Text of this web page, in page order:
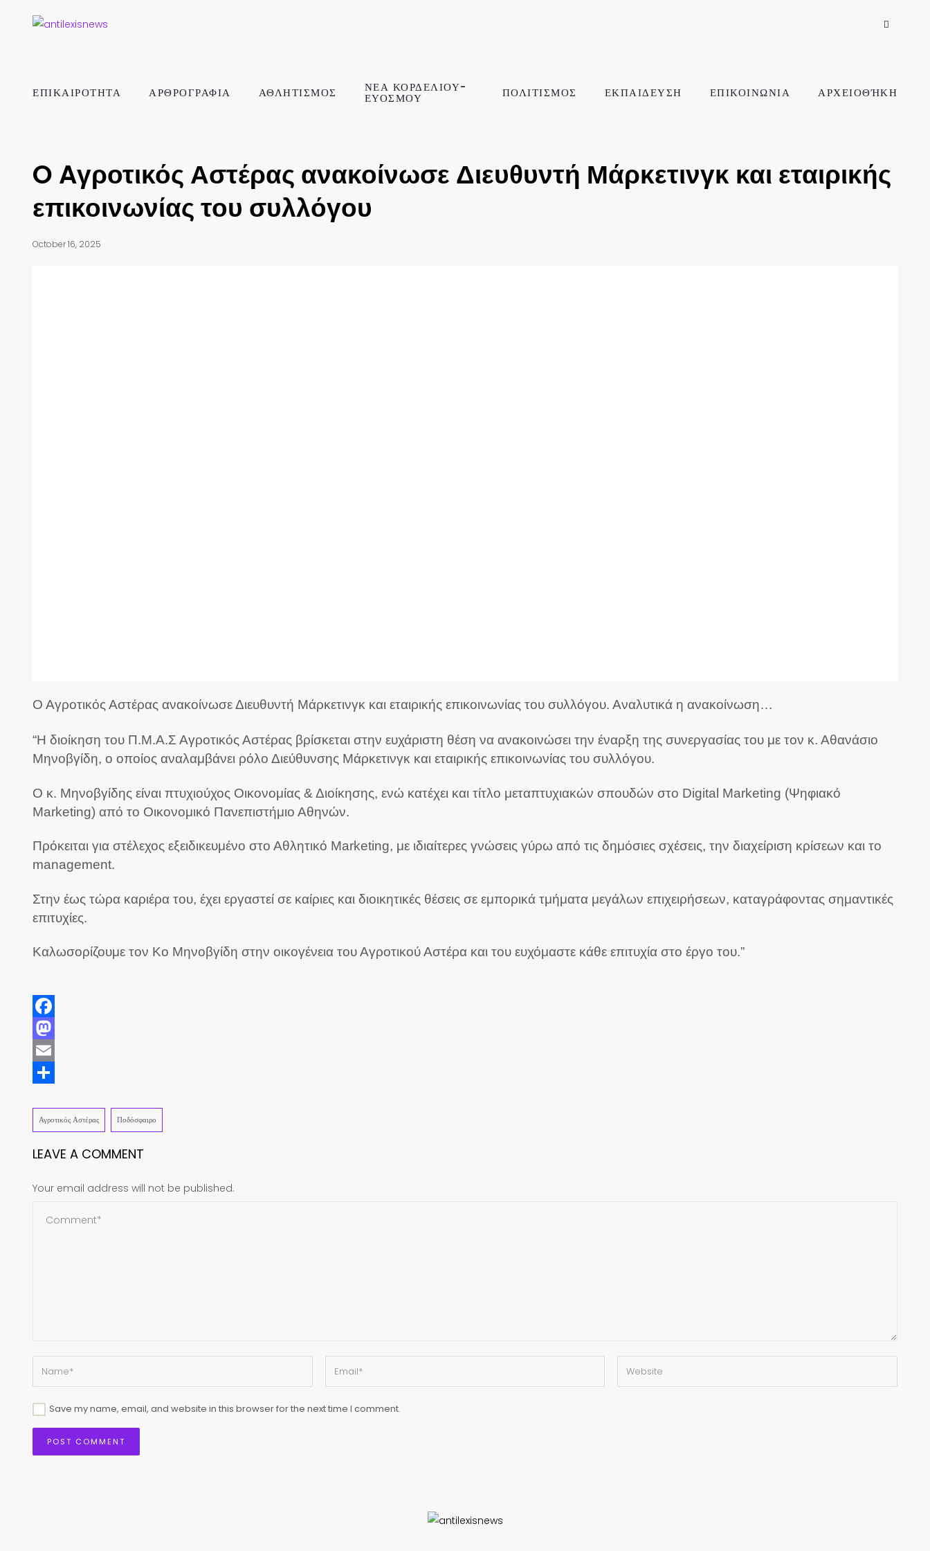
ΕΠΙΚΑΙΡΟΤΗΤΑ ΑΡΘΡΟΓΡΑΦΙΑ ΑΘΛΗΤΙΣΜΟΣ ΝΕΑ ΚΟΡΔΕΛΙΟΥ-
ΕΥΟΣΜΟΥ ΠΟΛΙΤΙΣΜΟΣ ΕΚΠΑΙΔΕΥΣΗ ΕΠΙΚΟΙΝΩΝΙΑ ΑΡΧΕΙΟΘΉΚΗ
O Aγροτικός Αστέρας ανακοίνωσε Διευθυντή Μάρκετινγκ και εταιρικής
επικοινωνίας του συλλόγου
October 16, 2025
O Aγροτικός Αστέρας ανακοίνωσε Διευθυντή Μάρκετινγκ και εταιρικής επικοινωνίας του συλλόγου. Αναλυτικά η ανακοίνωση…
“Η διοίκηση του Π.Μ.Α.Σ Αγροτικός Αστέρας βρίσκεται στην ευχάριστη θέση να ανακοινώσει την έναρξη της συνεργασίας του με τον κ. Αθανάσιο
Μηνοβγίδη, ο οποίος αναλαμβάνει ρόλο Διεύθυνσης Μάρκετινγκ και εταιρικής επικοινωνίας του συλλόγου.
Ο κ. Μηνοβγίδης είναι πτυχιούχος Οικονομίας & Διοίκησης, ενώ κατέχει και τίτλο μεταπτυχιακών σπουδών στο Digital Marketing (Ψηφιακό
Marketing) από το Οικονομικό Πανεπιστήμιο Αθηνών.
Πρόκειται για στέλεχος εξειδικευμένο στο Αθλητικό Marketing, με ιδιαίτερες γνώσεις γύρω από τις δημόσιες σχέσεις, την διαχείριση κρίσεων και το
management.
Στην έως τώρα καριέρα του, έχει εργαστεί σε καίριες και διοικητικές θέσεις σε εμπορικά τμήματα μεγάλων επιχειρήσεων, καταγράφοντας σημαντικές
επιτυχίες.
Καλωσορίζουμε τον Κο Μηνοβγίδη στην οικογένεια του Αγροτικού Αστέρα και του ευχόμαστε κάθε επιτυχία στο έργο του.”
Facebook
Mastodon
Email
Αγροτικός Αστέρας Ποδόσφαιρο
LEAVE A COMMENT
Your email address will not be published.
Save my name, email, and website in this browser for the next time I comment.